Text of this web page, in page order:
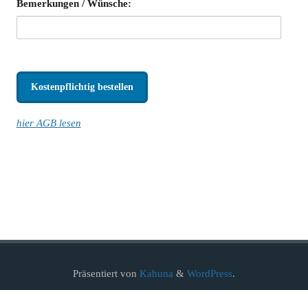
Bemerkungen / Wünsche:
hier AGB lesen
Präsentiert von Kahuna & WordPress.